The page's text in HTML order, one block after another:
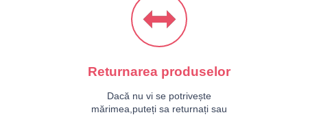
Returnarea produselor
Dacă nu vi se potrivește
mărimea,puteți sa returnați sau